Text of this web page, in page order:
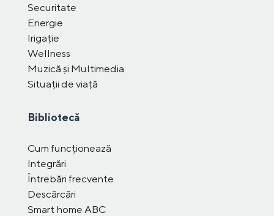
Securitate
Energie
Irigație
Wellness
Muzică și Multimedia
Situații de viață
Bibliotecă
Cum funcționează
Integrări
Întrebări frecvente
Descărcări
Smart home ABC